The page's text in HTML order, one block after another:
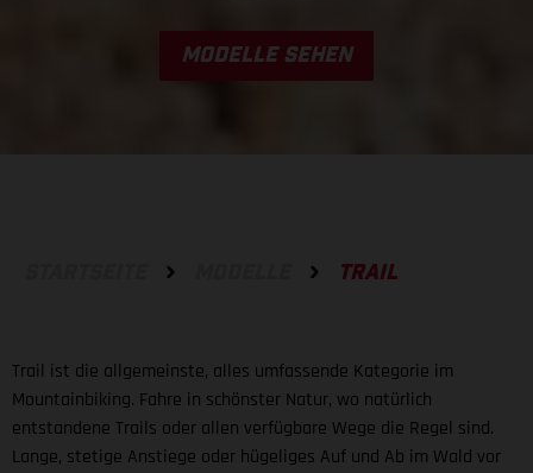
MODELLE SEHEN
TRAIL
Trail ist die allgemeinste, alles umfassende Kategorie im
Mountainbiking. Fahre in schönster Natur, wo natürlich
entstandene Trails oder allen verfügbare Wege die Regel sind.
Lange, stetige Anstiege oder hügeliges Auf und Ab im Wald vor